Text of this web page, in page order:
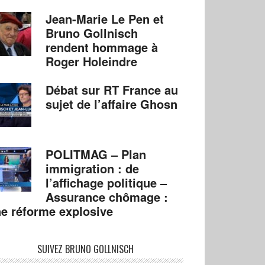
Jean-Marie Le Pen et
Bruno Gollnisch
rendent hommage à
Roger Holeindre
Débat sur RT France au
sujet de l’affaire Ghosn
POLITMAG – Plan
immigration : de
l’affichage politique –
Assurance chômage :
réforme explosive
SUIVEZ BRUNO GOLLNISCH